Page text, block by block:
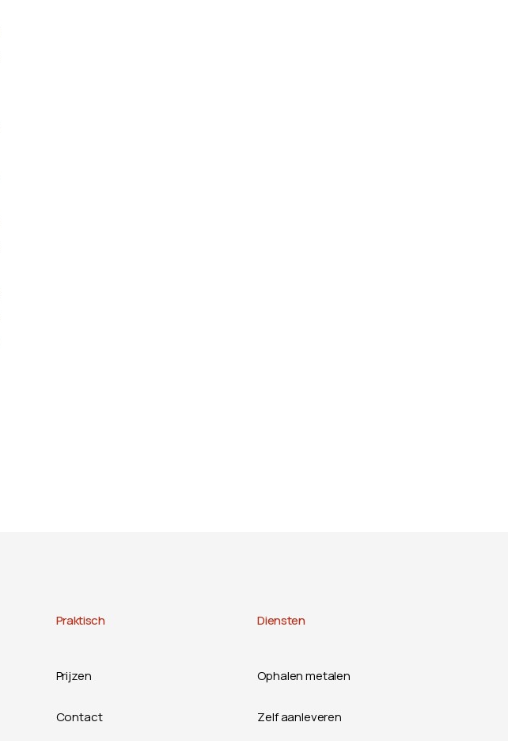
Praktisch
Prijzen
Contact
Diensten
Ophalen metalen
Zelf aanleveren